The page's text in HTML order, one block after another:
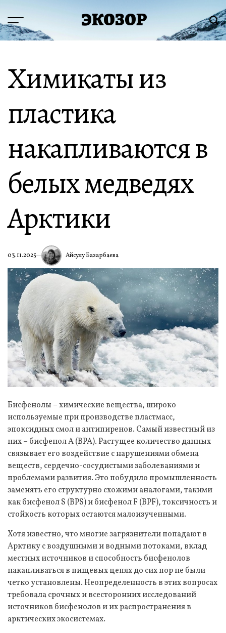
содержимому
Меню ЭКОЗОР
Химикаты из
пластика
накапливаются в
белых медведях
Арктики
03.11.2025 Айсулу Базарбаева
Бисфенолы – химические вещества, широко
используемые при производстве пластмасс,
эпоксидных смол и антипиренов. Самый известный из
них – бисфенол А (BPA). Растущее количество данных
связывает его воздействие с нарушениями обмена
веществ, сердечно-сосудистыми заболеваниями и
проблемами развития. Это побудило промышленность
заменять его структурно схожими аналогами, такими
как бисфенол S (BPS) и бисфенол F (BPF), токсичность и
стойкость которых остаются малоизученными.
Хотя известно, что многие загрязнители попадают в
Арктику с воздушными и водными потоками, вклад
местных источников и способность бисфенолов
накапливаться в пищевых цепях до сих пор не были
четко установлены. Неопределенность в этих вопросах
требовала срочных и всесторонних исследований
источников бисфенолов и их распространения в
арктических экосистемах.